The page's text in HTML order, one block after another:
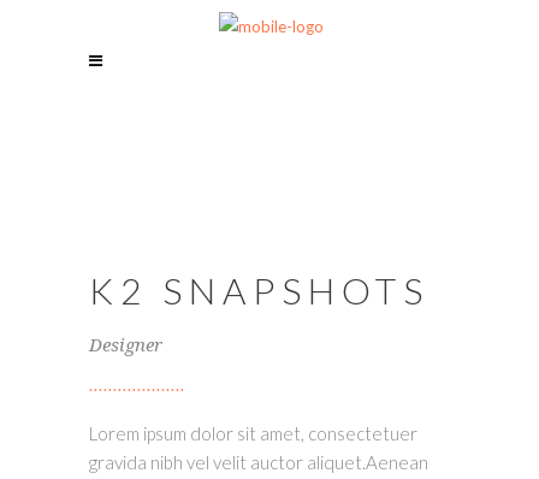
K2 SNAPSHOTS
Designer
Lorem ipsum dolor sit amet, consectetuer
gravida nibh vel velit auctor aliquet.Aenean